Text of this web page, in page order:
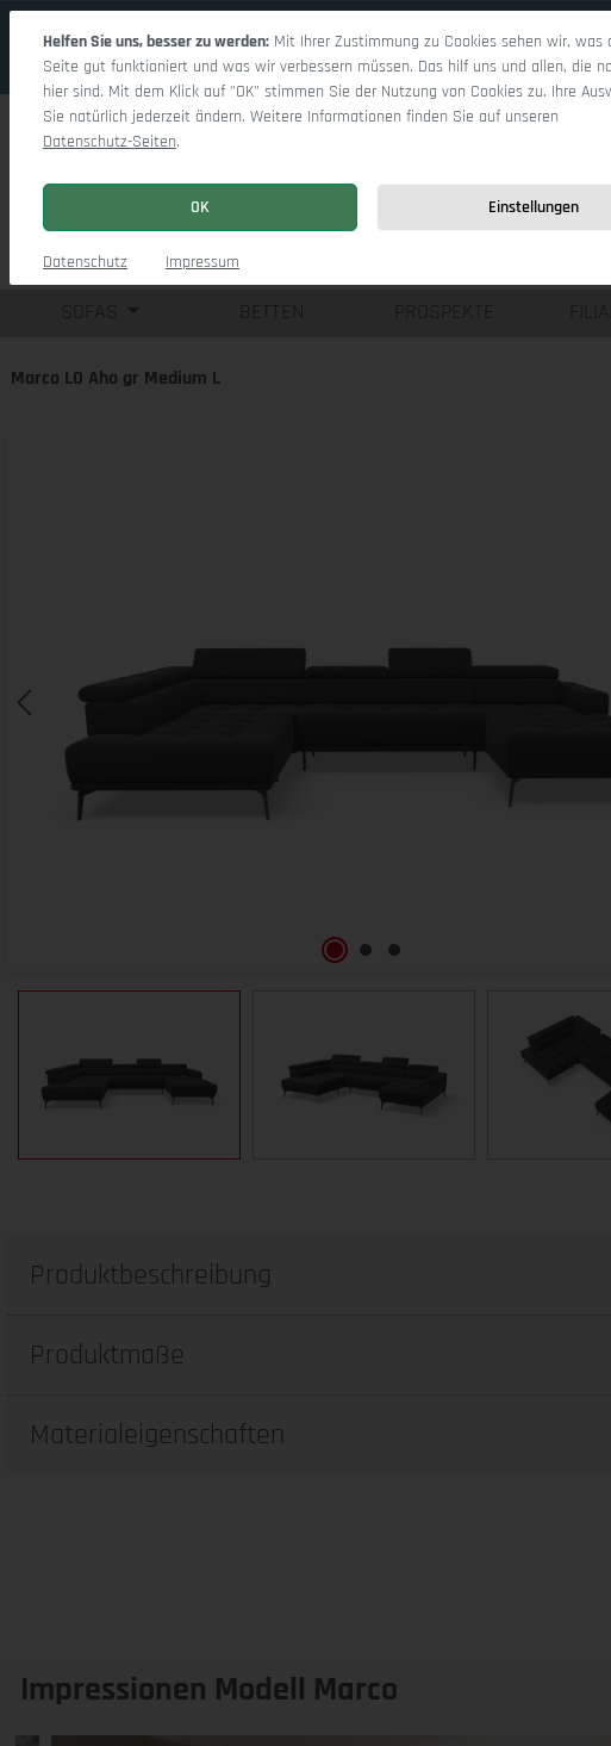
BETTEN PROSPEKTE
Marco LO Aho gr Medium L
Produktbeschreibung
Produktmaße
Materialeigenschaften
Impressionen Modell Marco
Helfen Sie uns, besser zu werden: Mit Ihrer Zustimmung zu Cookies sehen wir, was
Seite gut funktioniert und was wir verbessern müssen. Das hilf uns und allen, die
hier sind. Mit dem Klick auf "OK" stimmen Sie der Nutzung von Cookies zu. Ihre
Sie natürlich jederzeit ändern. Weitere Informationen finden Sie auf unseren
Datenschutz-Seiten.
OK Einstellungen
Datenschutz Impressum